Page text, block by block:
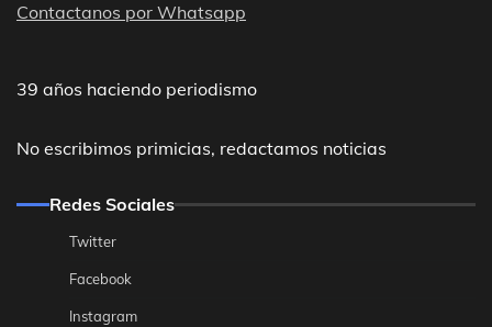
Contactanos por Whatsapp
39 años haciendo periodismo
No escribimos primicias, redactamos noticias
Redes Sociales
Twitter
Facebook
Instagram